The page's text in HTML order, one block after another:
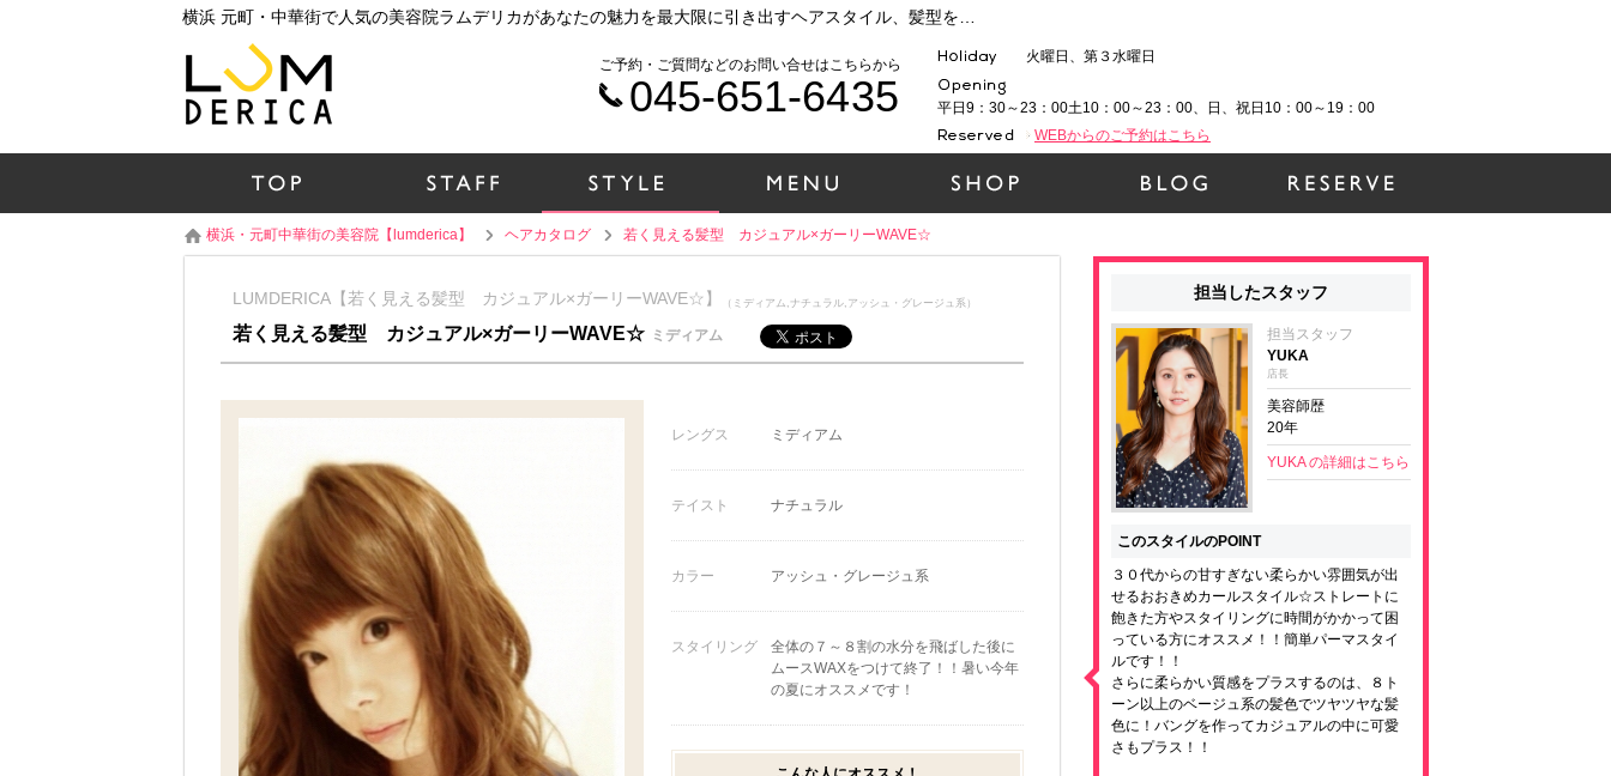
火曜日、第３水曜日
平日9：30～23：00土10：00～23：00、日、祝日10：00～19：00
WEBからのご予約はこちら
ご予約・ご質問などのお問い合せはこちらから
045-651-6435
横浜・元町中華街の美容院【lumderica】 ヘアカタログ 若く見える髪型 カジュアル×ガーリーWAVE☆
LUMDERICA【若く見える髪型 カジュアル×ガーリーWAVE☆】 （ミディアム,ナチュラル,アッシュ・グレージュ系）
若く見える髪型 カジュアル×ガーリーWAVE☆ ミディアム
レングス ミディアム
テイスト ナチュラル
カラー アッシュ・グレージュ系
スタイリング
全体の７～８割の水分を飛ばした後に
ムースWAXをつけて終了！！暑い今年
の夏にオススメです！
担当したスタッフ
担当スタッフ
YUKA
店長
美容師歴
20年
YUKA の詳細はこちら
このスタイルのPOINT
３０代からの甘すぎない柔らかい雰囲気が出
せるおおきめカールスタイル☆ストレートに
飽きた方やスタイリングに時間がかかって困
っている方にオススメ！！簡単パーマスタイ
ルです！！
さらに柔らかい質感をプラスするのは、８ト
ーン以上のベージュ系の髪色でツヤツヤな髪
色に！バングを作ってカジュアルの中に可愛
さもプラス！！